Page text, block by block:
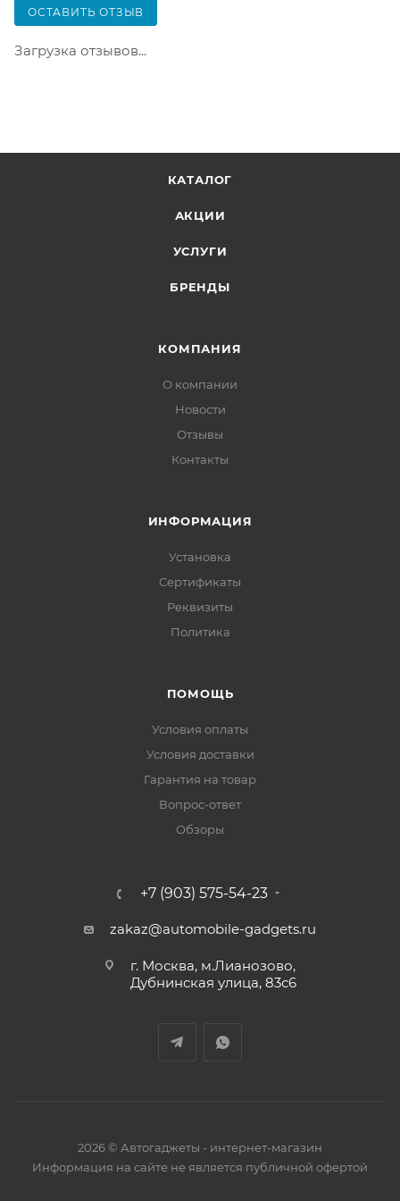
содержать не больше 10 позиций и его стоимость
не должна превышать 100 000 р.
ОСТАВИТЬ ОТЗЫВ
Загрузка отзывов...
КАТАЛОГ
АКЦИИ
УСЛУГИ
БРЕНДЫ
КОМПАНИЯ
О компании
Новости
Отзывы
Контакты
ИНФОРМАЦИЯ
Установка
Сертификаты
Реквизиты
Политика
ПОМОЩЬ
Условия оплаты
Условия доставки
Гарантия на товар
Вопрос-ответ
Обзоры
+7 (903) 575-54-23
zakaz@automobile-gadgets.ru
г. Москва, м.Лианозово,
Дубнинская улица, 83с6
2026 © Автогаджеты - интернет-магазин
Информация на сайте не является публичной офертой